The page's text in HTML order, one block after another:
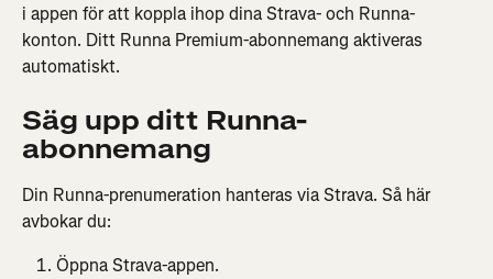
i appen för att koppla ihop dina Strava- och Runna-
konton. Ditt Runna Premium-abonnemang aktiveras
automatiskt.
Säg upp ditt Runna-
abonnemang
Din Runna-prenumeration hanteras via Strava. Så här
avbokar du:
Öppna Strava-appen.